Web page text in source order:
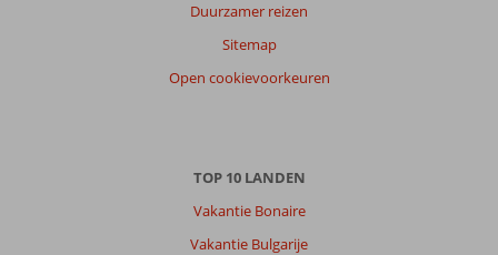
Duurzamer reizen
Sitemap
Open cookievoorkeuren
TOP 10 LANDEN
Vakantie Bonaire
Vakantie Bulgarije